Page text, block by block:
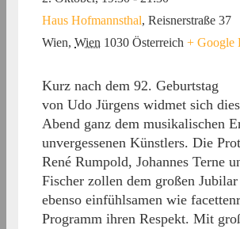
Haus Hofmannsthal, Reisnerstraße 37
Wien, Wien 1030 Österreich + Google
Kurz nach dem 92. Geburtstag
von Udo Jürgens widmet sich
Abend ganz dem musikalischen
unvergessenen Künstlers. Die
René Rumpold, Johannes Terne
Fischer zollen dem großen
ebenso einfühlsamen wie
Programm ihren Respekt. Mit